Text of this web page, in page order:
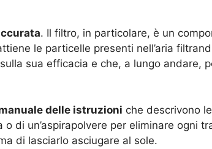
. Il filtro, in particolare, è un
le particelle presenti nell’aria
sua efficacia e che, a lungo andare,
delle istruzioni che descrivono
di un’aspirapolvere per eliminare ogni
di lasciarlo asciugare al sole.